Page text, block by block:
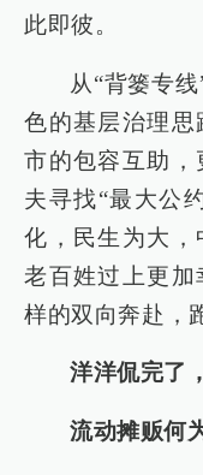
此即彼。
从“背篓专
色的基层治理
市的包容互助，
夫寻找“最大公
化，民生为大，
老百姓过上更
样的双向奔赴，
洋洋侃完
流动摊贩何